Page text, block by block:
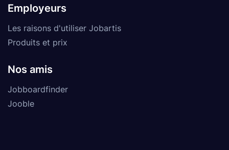
Employeurs
Les raisons d'utiliser Jobartis
Produits et prix
Nos amis
Jobboardfinder
Jooble